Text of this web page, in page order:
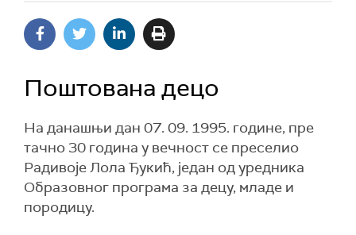
Поштована децо
На данашњи дан 07. 09. 1995. године, пре
тачно 30 година у вечност се преселио
Радивоје Лола Ђукић, један од уредника
Образовног програма за децу, младе и
породицу.